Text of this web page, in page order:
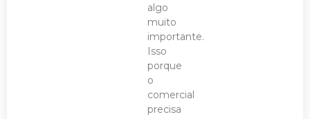
algo
muito
importante.
Isso
porque
o
comercial
precisa